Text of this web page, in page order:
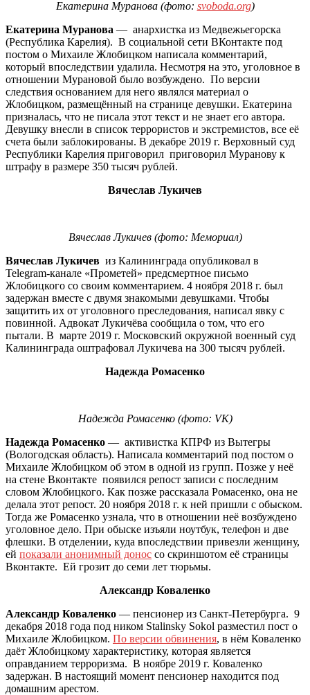
Екатерина Муранова (фото: svoboda.org)
Екатерина Муранова — анархистка из Медвежьегорска
(Республика Карелия). В социальной сети ВКонтакте под
постом о Михаиле Жлобицком написала комментарий,
который впоследствии удалила. Несмотря на это, уголовное в
отношении Мурановой было возбуждено. По версии
следствия основанием для него являлся материал о
Жлобицком, размещённый на странице девушки. Екатерина
призналась, что не писала этот текст и не знает его автора.
Девушку внесли в список террористов и экстремистов, все её
счета были заблокированы. В декабре 2019 г. Верховный суд
Республики Карелия приговорил приговорил Муранову к
штрафу в размере 350 тысяч рублей.
Вячеслав Лукичев
Вячеслав Лукичев (фото: Мемориал)
Вячеслав Лукичев из Калининграда опубликовал в
Telegram-канале «Прометей» предсмертное письмо
Жлобицкого со своим комментарием. 4 ноября 2018 г. был
задержан вместе с двумя знакомыми девушками. Чтобы
защитить их от уголовного преследования, написал явку с
повинной. Адвокат Лукичёва сообщила о том, что его
пытали. В марте 2019 г. Московский окружной военный суд
Калининграда оштрафовал Лукичева на 300 тысяч рублей.
Надежда Ромасенко
Надежда Ромасенко (фото: VK)
Надежда Ромасенко — активистка КПРФ из Вытегры
(Вологодская область). Написала комментарий под постом о
Михаиле Жлобицком об этом в одной из групп. Позже у неё
на стене Вконтакте появился репост записи с последним
словом Жлобицкого. Как позже рассказала Ромасенко, она не
делала этот репост. 20 ноября 2018 г. к ней пришли с обыском.
Тогда же Ромасенко узнала, что в отношении неё возбуждено
уголовное дело. При обыске изъяли ноутбук, телефон и две
флешки. В отделении, куда впоследствии привезли женщину,
ей показали анонимный донос со скриншотом её страницы
Вконтакте. Ей грозит до семи лет тюрьмы.
Александр Коваленко
Александр Коваленко — пенсионер из Санкт-Петербурга. 9
декабря 2018 года под ником Stalinsky Sokol разместил пост о
Михаиле Жлобицком. По версии обвинения, в нём Коваленко
даёт Жлобицкому характеристику, которая является
оправданием терроризма. В ноябре 2019 г. Коваленко
задержан. В настоящий момент пенсионер находится под
домашним арестом.